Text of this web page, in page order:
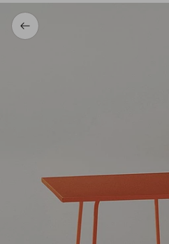
Takaisin